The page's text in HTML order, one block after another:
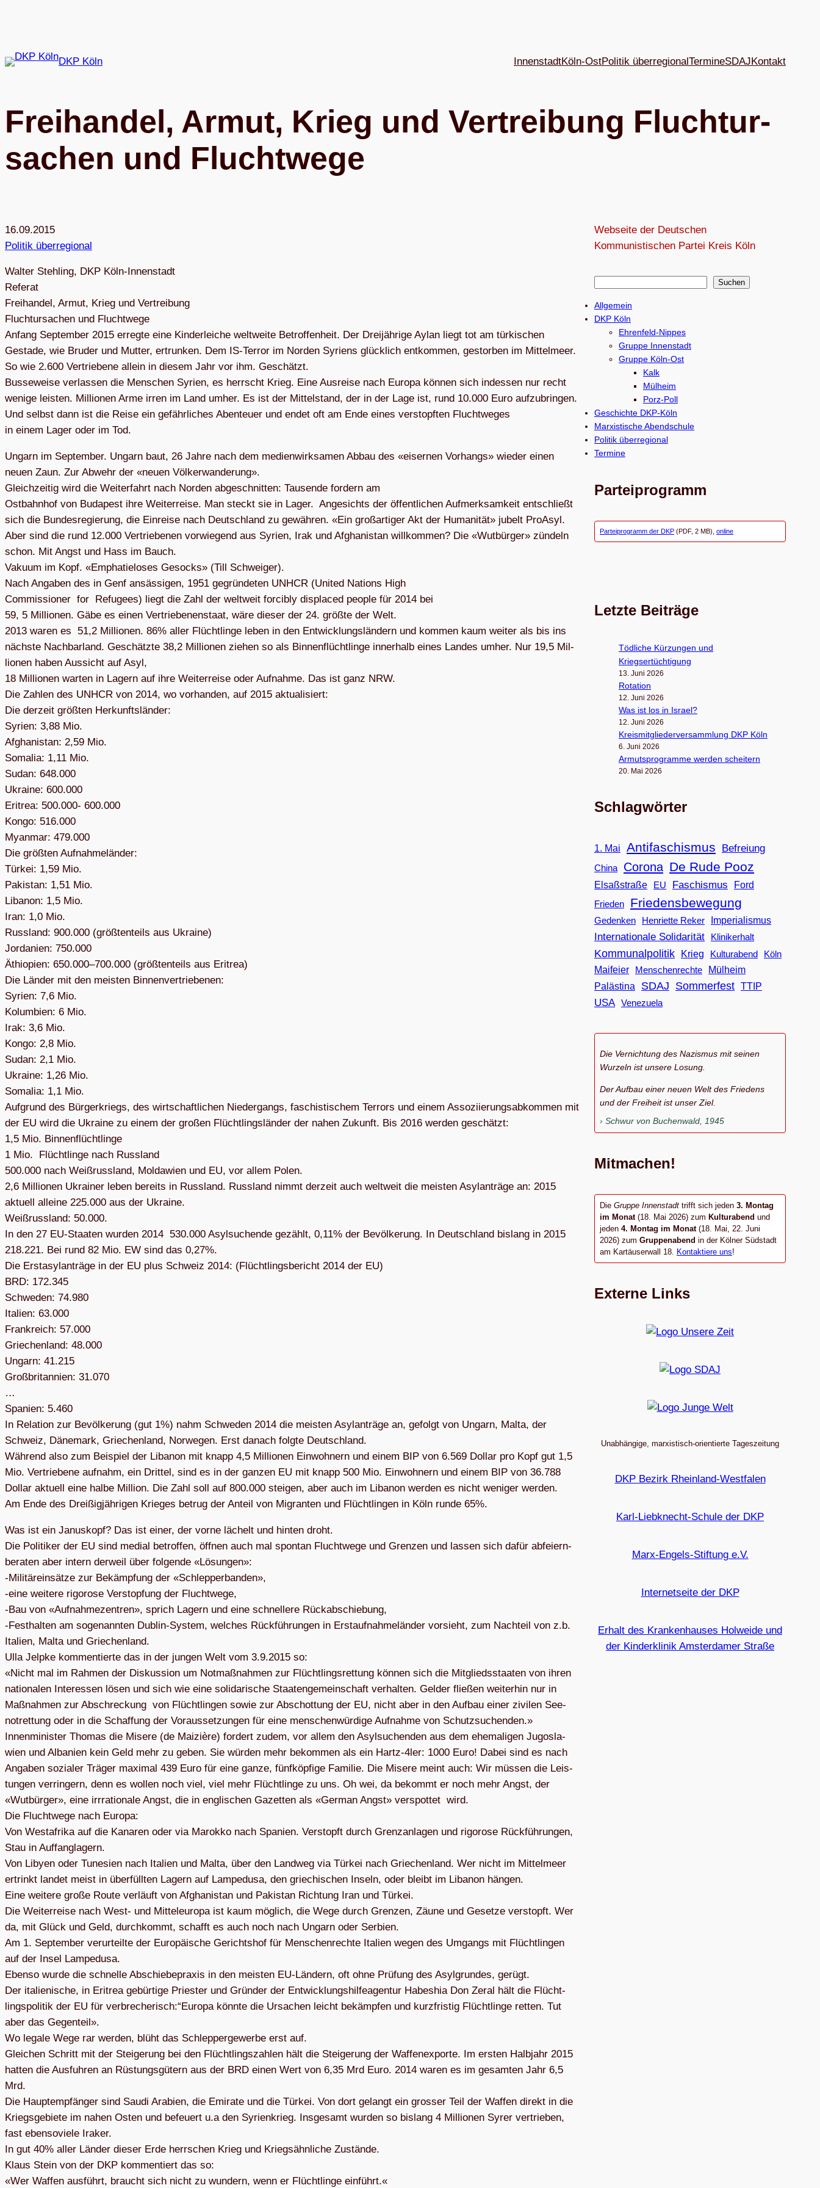
DKP Köln
InnenstadtKöln-OstPolitik überregionalTermineSDAJKon­takt
Frei­han­del, Armut, Krieg und Ver­trei­bung Flucht­ur­
sa­chen und Fluchtwege
16.09.2015
Politik überregional
Wal­ter Steh­ling, DKP Köln-Innen­stadt
Refe­rat
Frei­han­del, Armut, Krieg und Ver­trei­bung
Flucht­ur­sa­chen und Flucht­wege
Anfang Sep­tem­ber 2015 erregte eine Kin­der­lei­che welt­weite Betrof­fen­heit. Der Drei­jäh­rige Aylan liegt tot am tür­ki­schen
Gestade, wie Bru­der und Mut­ter, ertrun­ken. Dem IS-Ter­ror im Nor­den Syri­ens glück­lich ent­kom­men, gestor­ben im Mit­tel­meer.
So wie 2.600 Ver­trie­bene allein in die­sem Jahr vor ihm. Geschätzt.
Bus­se­weise ver­las­sen die Men­schen Syrien, es herrscht Krieg. Eine Aus­reise nach Europa kön­nen sich indes­sen nur recht
wenige leis­ten. Mil­lio­nen Arme irren im Land umher. Es ist der Mit­tel­stand, der in der Lage ist, rund 10.000 Euro auf­zu­brin­gen.
Und selbst dann ist die Reise ein gefähr­li­ches Aben­teuer und endet oft am Ende eines ver­stopf­ten Flucht­we­ges
in einem Lager oder im Tod.
Ungarn im Sep­tem­ber. Ungarn baut, 26 Jahre nach dem medi­en­wirk­sa­men Abbau des «eiser­nen Vor­hangs» wie­der einen
neuen Zaun. Zur Abwehr der «neuen Völ­ker­wan­de­rung».
Gleich­zei­tig wird die Wei­ter­fahrt nach Nor­den abge­schnit­ten: Tau­sende for­dern am
Ost­bahn­hof von Buda­pest ihre Wei­ter­reise. Man steckt sie in Lager. Ange­sichts der öffent­li­chen Auf­merk­sam­keit ent­schließt
sich die Bun­des­re­gie­rung, die Ein­reise nach Deutsch­land zu gewäh­ren. «Ein groß­ar­ti­ger Akt der Huma­ni­tät» jubelt Pro­Asyl.
Aber sind die rund 12.000 Ver­trie­be­nen vor­wie­gend aus Syrien, Irak und Afgha­ni­stan will­kom­men? Die «Wut­bür­ger» zün­deln
schon. Mit Angst und Hass im Bauch.
Vakuum im Kopf. «Empha­tie­lo­ses Gesocks» (Till Schwei­ger).
Nach Anga­ben des in Genf ansäs­si­gen, 1951 gegrün­de­ten UNHCR (United Nati­ons High
Com­mis­sio­ner for Refu­gees) liegt die Zahl der welt­weit for­ci­bly dis­pla­ced peo­ple für 2014 bei
59, 5 Mil­lio­nen. Gäbe es einen Ver­trie­be­nen­staat, wäre die­ser der 24. größte der Welt.
2013 waren es 51,2 Mil­lio­nen. 86% aller Flücht­linge leben in den Ent­wick­lungs­län­dern und kom­men kaum wei­ter als bis ins
nächste Nach­bar­land. Geschätzte 38,2 Mil­lio­nen zie­hen so als Bin­nen­flücht­linge inner­halb eines Lan­des umher. Nur 19,5 Mil­
lio­nen haben Aus­sicht auf Asyl,
18 Mil­lio­nen war­ten in Lagern auf ihre Wei­ter­reise oder Auf­nahme. Das ist ganz NRW.
Die Zah­len des UNHCR von 2014, wo vor­han­den, auf 2015 aktua­li­siert:
Die der­zeit größ­ten Her­kunfts­län­der:
Syrien: 3,88 Mio.
Afgha­ni­stan: 2,59 Mio.
Soma­lia: 1,11 Mio.
Sudan: 648.000
Ukraine: 600.000
Eri­trea: 500.000- 600.000
Kongo: 516.000
Myan­mar: 479.000
Die größ­ten Auf­nah­me­län­der:
Tür­kei: 1,59 Mio.
Paki­stan: 1,51 Mio.
Liba­non: 1,5 Mio.
Iran: 1,0 Mio.
Russ­land: 900.000 (größ­ten­teils aus Ukraine)
Jor­da­nien: 750.000
Äthio­pien: 650.000–700.000 (größ­ten­teils aus Eri­trea)
Die Län­der mit den meis­ten Bin­nen­ver­trie­be­nen:
Syrien: 7,6 Mio.
Kolum­bien: 6 Mio.
Irak: 3,6 Mio.
Kongo: 2,8 Mio.
Sudan: 2,1 Mio.
Ukraine: 1,26 Mio.
Soma­lia: 1,1 Mio.
Auf­grund des Bür­ger­kriegs, des wirt­schaft­li­chen Nie­der­gangs, faschis­ti­schem Ter­rors und einem Asso­zi­ie­rungs­ab­kom­men mit
der EU wird die Ukraine zu einem der gro­ßen Flücht­lings­län­der der nahen Zukunft. Bis 2016 wer­den geschätzt:
1,5 Mio. Bin­nen­flücht­linge
1 Mio. Flücht­linge nach Russ­land
500.000 nach Weiß­russ­land, Mol­da­wien und EU, vor allem Polen.
2,6 Mil­lio­nen Ukrai­ner leben bereits in Russ­land. Russ­land nimmt der­zeit auch welt­weit die meis­ten Asyl­an­träge an: 2015
aktu­ell alleine 225.000 aus der Ukraine.
Weiß­russ­land: 50.000.
In den 27 EU-Staa­ten wur­den 2014 530.000 Asyl­su­chende gezählt, 0,11% der Bevöl­ke­rung. In Deutsch­land bis­lang in 2015
218.221. Bei rund 82 Mio. EW sind das 0,27%.
Die Erst­asyl­an­träge in der EU plus Schweiz 2014: (Flücht­lings­be­richt 2014 der EU)
BRD: 172.345
Schwe­den: 74.980
Ita­lien: 63.000
Frank­reich: 57.000
Grie­chen­land: 48.000
Ungarn: 41.215
Groß­bri­tan­nien: 31.070
…
Spa­nien: 5.460
In Rela­tion zur Bevöl­ke­rung (gut 1%) nahm Schwe­den 2014 die meis­ten Asyl­an­träge an, gefolgt von Ungarn, Malta, der
Schweiz, Däne­mark, Grie­chen­land, Nor­we­gen. Erst danach folgte Deutsch­land.
Wäh­rend also zum Bei­spiel der Liba­non mit knapp 4,5 Mil­lio­nen Ein­woh­nern und einem BIP von 6.569 Dol­lar pro Kopf gut 1,5
Mio. Ver­trie­bene auf­nahm, ein Drit­tel, sind es in der gan­zen EU mit knapp 500 Mio. Ein­woh­nern und einem BIP von 36.788
Dol­lar aktu­ell eine halbe Mil­lion. Die Zahl soll auf 800.000 stei­gen, aber auch im Liba­non wer­den es nicht weni­ger wer­den.
Am Ende des Drei­ßig­jäh­ri­gen Krie­ges betrug der Anteil von Migran­ten und Flücht­lin­gen in Köln runde 65%.
Was ist ein Janus­kopf? Das ist einer, der vorne lächelt und hin­ten droht.
Die Poli­ti­ker der EU sind medial betrof­fen, öff­nen auch mal spon­tan Flucht­wege und Gren­zen und las­sen sich dafür abfei­ern-
bera­ten aber intern der­weil über fol­gende «Lösun­gen»:
-Mili­tär­ein­sätze zur Bekämp­fung der «Schlep­per­ban­den»,
-eine wei­tere rigo­rose Ver­stop­fung der Flucht­wege,
-Bau von «Auf­nah­me­zen­tren», sprich Lagern und eine schnel­lere Rück­ab­schie­bung,
-Fest­hal­ten am soge­nann­ten Dub­lin-Sys­tem, wel­ches Rück­füh­run­gen in Erst­auf­nah­me­län­der vor­sieht, zum Nach­teil von z.b.
Ita­lien, Malta und Grie­chen­land.
Ulla Jelpke kom­men­tierte das in der jun­gen Welt vom 3.9.2015 so:
«Nicht mal im Rah­men der Dis­kus­sion um Not­maß­nah­men zur Flücht­lings­ret­tung kön­nen sich die Mit­glieds­staa­ten von ihren
natio­na­len Inter­es­sen lösen und sich wie eine soli­da­ri­sche Staa­ten­ge­mein­schaft ver­hal­ten. Gel­der flie­ßen wei­ter­hin nur in
Maß­nah­men zur Abschre­ckung von Flücht­lin­gen sowie zur Abschot­tung der EU, nicht aber in den Auf­bau einer zivi­len See­
not­ret­tung oder in die Schaf­fung der Vor­aus­set­zun­gen für eine men­schen­wür­dige Auf­nahme von Schutz­su­chen­den.»
Innen­mi­nis­ter Tho­mas die Misere (de Mai­zière) for­dert zudem, vor allem den Asyl­su­chen­den aus dem ehe­ma­li­gen Jugo­sla­
wien und Alba­nien kein Geld mehr zu geben. Sie wür­den mehr bekom­men als ein Hartz-4ler: 1000 Euro! Dabei sind es nach
Anga­ben sozia­ler Trä­ger maxi­mal 439 Euro für eine ganze, fünf­köp­fige Fami­lie. Die Misere meint auch: Wir müs­sen die Leis­
tun­gen ver­rin­gern, denn es wol­len noch viel, viel mehr Flücht­linge zu uns. Oh wei, da bekommt er noch mehr Angst, der
«Wut­bür­ger», eine irr­ra­tio­nale Angst, die in eng­li­schen Gazet­ten als «Ger­man Angst» ver­spot­tet wird.
Die Flucht­wege nach Europa:
Von West­afrika auf die Kana­ren oder via Marokko nach Spa­nien. Ver­stopft durch Grenz­an­la­gen und rigo­rose Rück­füh­run­gen,
Stau in Auf­fang­la­gern.
Von Libyen oder Tune­sien nach Ita­lien und Malta, über den Land­weg via Tür­kei nach Grie­chen­land. Wer nicht im Mit­tel­meer
ertrinkt lan­det meist in über­füll­ten Lagern auf Lam­pe­dusa, den grie­chi­schen Inseln, oder bleibt im Liba­non hän­gen.
Eine wei­tere große Route ver­läuft von Afgha­ni­stan und Paki­stan Rich­tung Iran und Tür­kei.
Die Wei­ter­reise nach West- und Mit­tel­eu­ropa ist kaum mög­lich, die Wege durch Gren­zen, Zäune und Gesetze ver­stopft. Wer
da, mit Glück und Geld, durch­kommt, schafft es auch noch nach Ungarn oder Ser­bien.
Am 1. Sep­tem­ber ver­ur­teilte der Euro­päi­sche Gerichts­hof für Men­schen­rechte Ita­lien wegen des Umgangs mit Flücht­lin­gen
auf der Insel Lam­pe­dusa.
Ebenso wurde die schnelle Abschie­be­pra­xis in den meis­ten EU-Län­dern, oft ohne Prü­fung des Asyl­grun­des, gerügt.
Der ita­lie­ni­sche, in Eri­trea gebür­tige Pries­ter und Grün­der der Ent­wick­lungs­hil­fe­agen­tur Habes­hia Don Zeral hält die Flücht­
lings­po­li­tik der EU für verbrecherisch:“Europa könnte die Ursa­chen leicht bekämp­fen und kurz­fris­tig Flücht­linge ret­ten. Tut
aber das Gegen­teil».
Wo legale Wege rar wer­den, blüht das Schlep­per­ge­werbe erst auf.
Glei­chen Schritt mit der Stei­ge­rung bei den Flücht­lings­zah­len hält die Stei­ge­rung der Waf­fen­ex­porte. Im ers­ten Halb­jahr 2015
hat­ten die Aus­fuh­ren an Rüs­tungs­gü­tern aus der BRD einen Wert von 6,35 Mrd Euro. 2014 waren es im gesam­ten Jahr 6,5
Mrd.
Die Haupt­emp­fän­ger sind Saudi Ara­bien, die Emi­rate und die Tür­kei. Von dort gelangt ein gros­ser Teil der Waf­fen direkt in die
Kriegs­ge­biete im nahen Osten und befeu­ert u.a den Syri­en­krieg. Ins­ge­samt wur­den so bis­lang 4 Mil­lio­nen Syrer ver­trie­ben,
fast eben­so­viele Ira­ker.
In gut 40% aller Län­der die­ser Erde herr­schen Krieg und Kriegs­ähn­li­che Zustände.
Klaus Stein von der DKP kom­men­tiert das so:
«Wer Waf­fen aus­führt, braucht sich nicht zu wun­dern, wenn er Flücht­linge ein­führt.«
Webseite der Deutschen
Kommunistischen Partei Kreis Köln
c
Suchen
Allgemein
DKP Köln
Ehrenfeld-Nippes
Gruppe Innenstadt
Gruppe Köln-Ost
Kalk
Mülheim
Porz-Poll
Geschichte DKP-Köln
Marxistische Abendschule
Politik überregional
Termine
Parteiprogramm
Parteiprogramm der DKP (PDF, 2 MB), online
Letzte Beiträge
Töd­li­che Kür­zun­gen und
Kriegsertüchtigung
13. Juni 2026
Rota­tion
12. Juni 2026
Was ist los in Israel?
12. Juni 2026
Kreis­mit­glie­der­ver­samm­lung DKP Köln
6. Juni 2026
Armuts­pro­gramme wer­den scheitern
20. Mai 2026
Schlagwörter
1. Mai Antifaschismus Befreiung
China Corona De Rude Pooz
Elsaßstraße EU Faschismus
Ford
Frieden
Friedensbewegung
Gedenken Henriette Reker Imperialismus
Internationale Solidarität Klinikerhalt
Kommunalpolitik Krieg Kulturabend
Köln
Maifeier
Menschenrechte
Mülheim
Palästina
SDAJ Sommerfest TTIP
USA Venezuela
Die Vernichtung des Nazismus mit seinen
Wurzeln ist unsere Losung.
Der Aufbau einer neuen Welt des Friedens
und der Freiheit ist unser Ziel.
Schwur von Buchenwald, 1945
Mitmachen!
Die Gruppe Innenstadt trifft sich jeden 3. Montag
im Monat (18. Mai 2026) zum Kulturabend und
jeden 4. Montag im Monat(18. Mai, 22. Juni
2026) zum Gruppenabend in der Kölner Südstadt
am Kartäuserwall 18. Kontaktiere uns!
Externe Links
Unabhängige, marxistisch-orientierte Tageszeitung
DKP Bezirk Rheinland-Westfalen
Karl-Liebknecht-Schule der DKP
Marx-Engels-Stiftung e.V.
Internetseite der DKP
Erhalt des Krankenhauses Holweide und
der Kinderklinik Amsterdamer Straße